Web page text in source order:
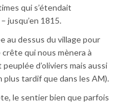
qui s’étendait
jusqu’en 1815.
au dessus du village pour
qui nous mènera à
d’oliviers mais aussi
plus tardif que dans les AM).
le sentier bien que parfois